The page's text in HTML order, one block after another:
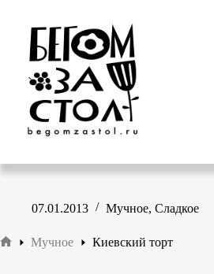
07.01.2013 Мучное, Сладкое
Мучное Киевский торт